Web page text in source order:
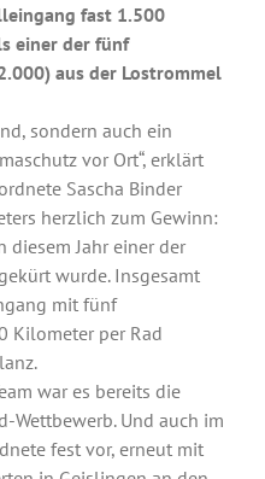
fast 1.500
einer der fünf
aus der Lostrommel
sondern auch ein
vor Ort“, erklärt
Sascha Binder
herzlich zum Gewinn:
diesem Jahr einer der
wurde. Insgesamt
mit fünf
Kilometer per Rad
war es bereits die
Wettbewerb. Und auch im
fest vor, erneut mit